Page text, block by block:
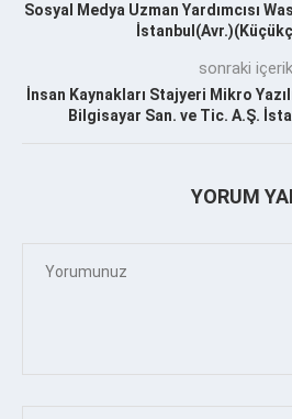
Sosyal Medya Uzman Yardımcısı
sonraki içerik
İnsan Kaynakları Stajyeri Mikro
Bilgisayar San. ve Tic. A.Ş.
YORUM